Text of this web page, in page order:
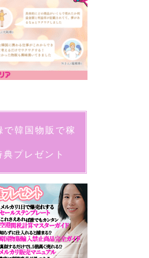
で韓国物販で稼
プレゼント